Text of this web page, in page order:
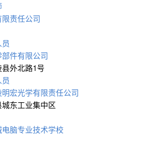
责任公司
件有限公司
外北路1号
宏光学有限责任公司
东工业集中区
脑专业技术学校